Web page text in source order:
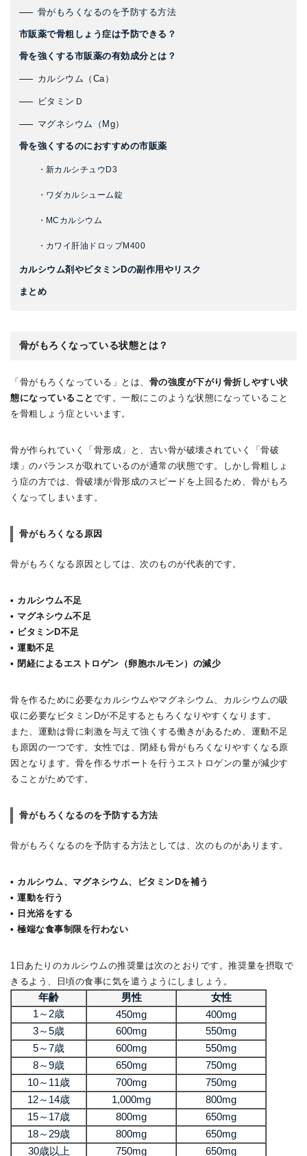
骨がもろくなるのを予防する方法
市販薬で骨粗しょう症は予防できる？
骨を強くする市販薬の有効成分とは？
カルシウム（Ca）
ビタミンＤ
マグネシウム（Mg）
骨を強くするのにおすすめの市販薬
・新カルシチュウD3
・ワダカルシューム錠
・MCカルシウム
・カワイ肝油ドロップM400
カルシウム剤やビタミンDの副作用やリスク
まとめ
骨がもろくなっている状態とは？
「骨がもろくなっている」とは、 骨の強度が下がり骨折しやすい状
態になっていること です。一般にこのような状態になっていること
を骨粗しょう症といいます。
骨が作られていく「骨形成」と、古い骨が破壊されていく「骨破
壊」のバランスが取れているのが通常の状態です。しかし骨粗しょ
う症の方では、骨破壊が骨形成のスピードを上回るため、骨がもろ
くなってしまいます。
骨がもろくなる原因
骨がもろくなる原因としては、次のものが代表的です。
• カルシウム不足
• マグネシウム不足
• ビタミンD不足
• 運動不足
• 閉経によるエストロゲン（卵胞ホルモン）の減少
骨を作るために必要なカルシウムやマグネシウム、カルシウムの吸
収に必要なビタミンDが不足するともろくなりやすくなります。
また、運動は骨に刺激を与えて強くする働きがあるため、運動不足
も原因の一つです。女性では、閉経も骨がもろくなりやすくなる原
因となります。骨を作るサポートを行うエストロゲンの量が減少す
ることがためです。
骨がもろくなるのを予防する方法
骨がもろくなるのを予防する方法としては、次のものがあります。
• カルシウム、マグネシウム、ビタミンDを補う
• 運動を行う
• 日光浴をする
• 極端な食事制限を行わない
1日あたりのカルシウムの推奨量は次のとおりです。推奨量を摂取で
きるよう、日頃の食事に気を遣うようにしましょう。
年齢 男性
女性
1～2歳
450mg
400mg
3～5歳
600mg
550mg
5～7歳
600mg
550mg
8～9歳
650mg
750mg
10～11歳
700mg
750mg
12～14歳
1,000mg
800mg
15～17歳
800mg
650mg
18～29歳
800mg
650mg
30歳以上
750mg 650mg